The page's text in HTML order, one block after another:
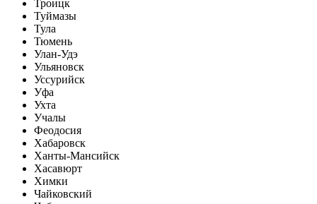
Троицк
Туймазы
Тула
Тюмень
Улан-Удэ
Ульяновск
Уссурийск
Уфа
Ухта
Учалы
Феодосия
Хабаровск
Ханты-Мансийск
Хасавюрт
Химки
Чайковский